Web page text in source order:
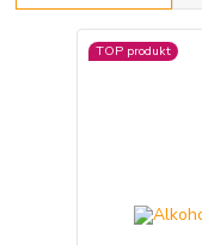
TOP produkt